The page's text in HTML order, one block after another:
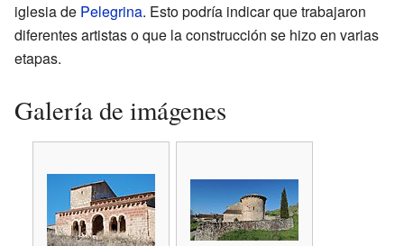
iglesia de Pelegrina. Esto podría indicar que trabajaron
diferentes artistas o que la construcción se hizo en varias
etapas.
Galería de imágenes